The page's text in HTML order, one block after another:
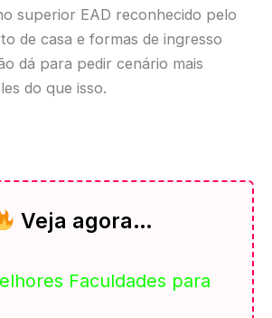
superior EAD reconhecido pelo
de casa e formas de ingresso
dá para pedir cenário mais
do que isso.
Veja agora…
Faculdades para